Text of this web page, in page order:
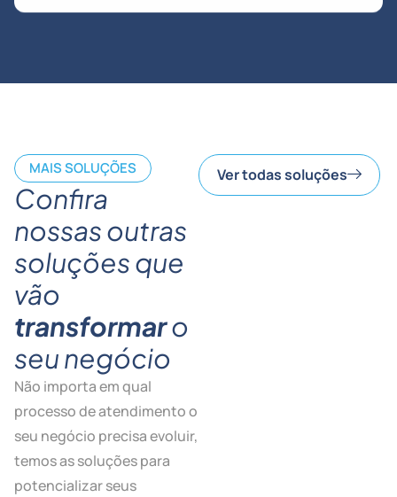
MAIS SOLUÇÕES
Confira
nossas outras
soluções que
vão
transformaro
seu negócio
Não importa em qual
processo de atendimento o
seu negócio precisa evoluir,
temos as soluções para
potencializar seus
Ver todas soluções